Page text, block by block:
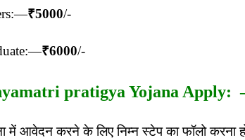
₹5000/-
₹6000/-
pratigya Yojana
में आवेदन करने के लिए निम्न स्टेप का फॉलो करना